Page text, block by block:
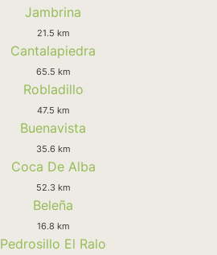
Jambrina
21.5 km
Cantalapiedra
65.5 km
Robladillo
47.5 km
Buenavista
35.6 km
Coca De Alba
52.3 km
Beleña
16.8 km
Pedrosillo El Ralo